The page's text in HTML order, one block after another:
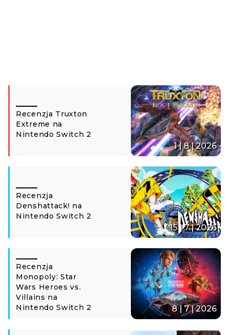
Recenzja Truxton
Extreme na
Nintendo Switch 2
1 | 8 | 2026
Recenzja
Denshattack! na
Nintendo Switch 2
15 | 7 | 2026
Recenzja
Monopoly: Star
Wars Heroes vs.
Villains na
Nintendo Switch 2
8 | 7 | 2026